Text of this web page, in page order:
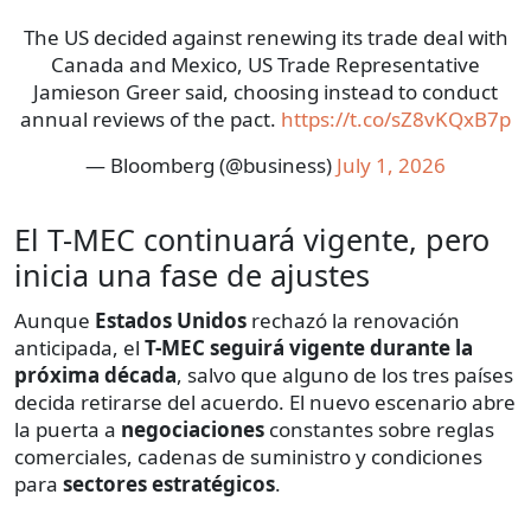
The US decided against renewing its trade deal with
Canada and Mexico, US Trade Representative
Jamieson Greer said, choosing instead to conduct
annual reviews of the pact. https://t.co/sZ8vKQxB7p
— Bloomberg (@business) July 1, 2026
El T-MEC continuará vigente, pero
inicia una fase de ajustes
Aunque Estados Unidos rechazó la renovación
anticipada, el T-MEC seguirá vigente durante la
próxima década, salvo que alguno de los tres países
decida retirarse del acuerdo. El nuevo escenario abre
la puerta a negociaciones constantes sobre reglas
comerciales, cadenas de suministro y condiciones
para sectores estratégicos.